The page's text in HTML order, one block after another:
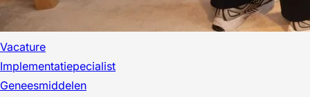
Vacature
Implementatiepecialist
Geneesmiddelen